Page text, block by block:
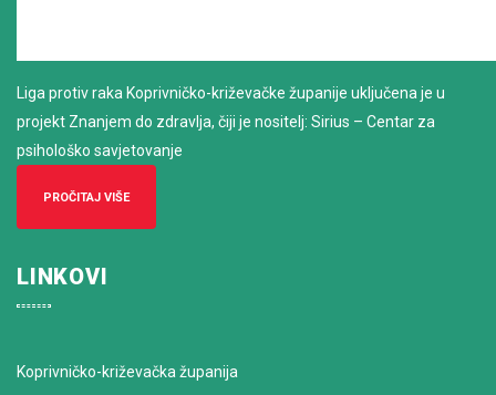
Liga protiv raka Koprivničko-križevačke županije uključena je u
projekt Znanjem do zdravlja, čiji je nositelj: Sirius – Centar za
psihološko savjetovanje
PROČITAJ VIŠE
LINKOVI
Koprivničko-križevačka županija